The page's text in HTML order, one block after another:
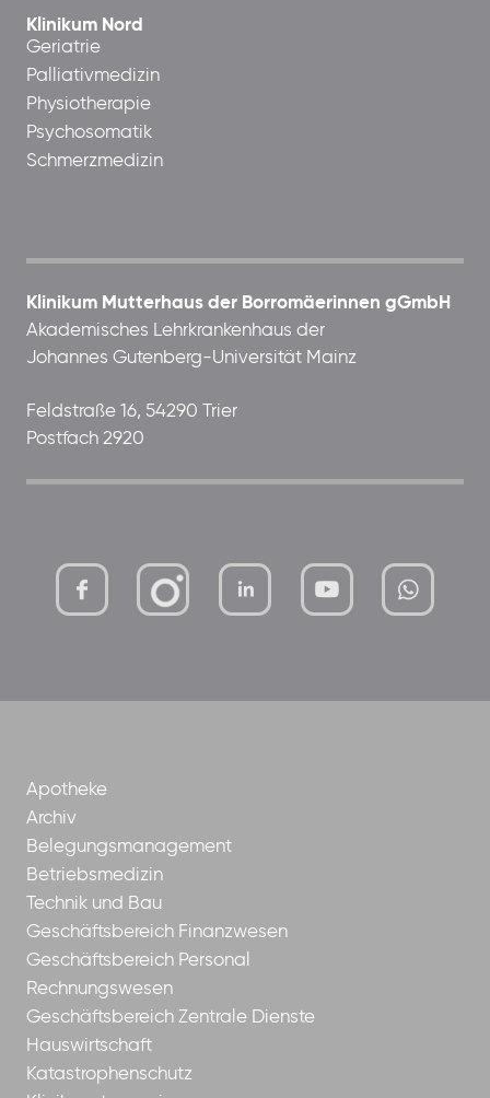
Klinikum Nord
Geriatrie
Palliativmedizin
Physiotherapie
Psychosomatik
Schmerzmedizin
Klinikum Mutterhaus der Borromäerinnen gGmbH
Akademisches Lehrkrankenhaus der
Johannes Gutenberg-Universität Mainz
Feldstraße 16, 54290 Trier
Postfach 2920
mutterhaus-xMBTtqOwC1KKBww
Apotheke
Archiv
Belegungsmanagement
Betriebsmedizin
Technik und Bau
Geschäftsbereich Finanzwesen
Geschäftsbereich Personal
Rechnungswesen
Geschäftsbereich Zentrale Dienste
Hauswirtschaft
Katastrophenschutz